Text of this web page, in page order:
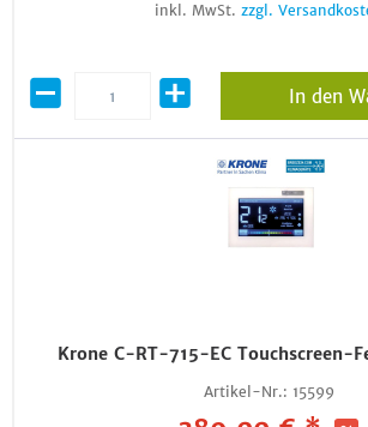
inkl. MwSt. zzgl.
In den
Krone C-RT-715-EC Touchscreen-
Artikel-Nr.: 15599